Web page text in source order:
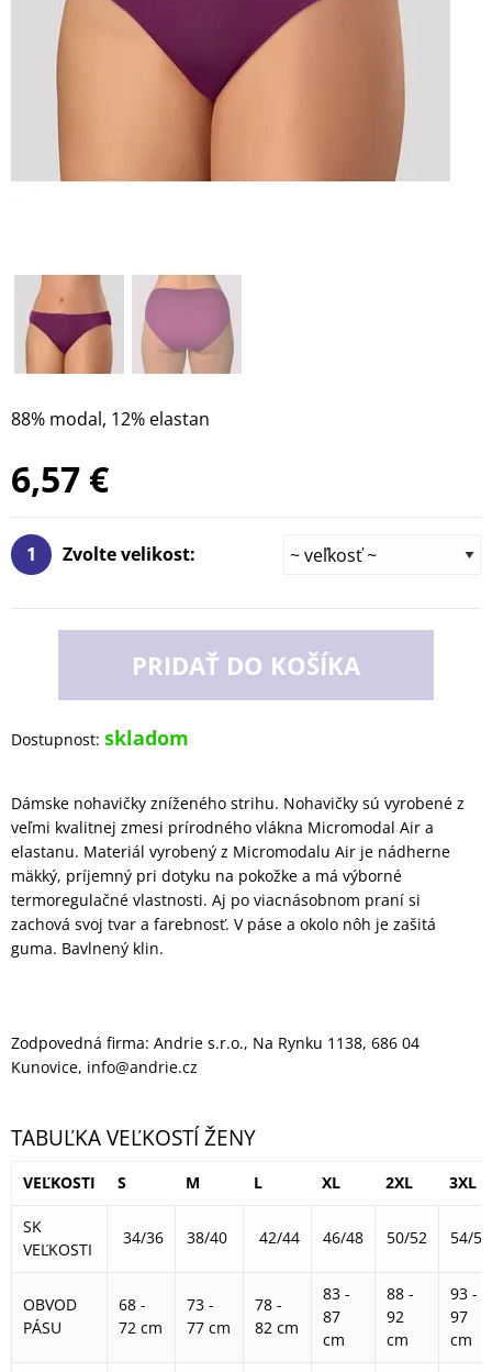
88% modal, 12% elastan
6,57 €
1 Zvolte velikost:
PRIDAŤ DO KOŠÍKA
Dostupnost: skladom
Dámske nohavičky zníženého strihu. Nohavičky sú vyrobené z
veľmi kvalitnej zmesi prírodného vlákna Micromodal Air a
elastanu. Materiál vyrobený z Micromodalu Air je nádherne
mäkký, príjemný pri dotyku na pokožke a má výborné
termoregulačné vlastnosti. Aj po viacnásobnom praní si
zachová svoj tvar a farebnosť. V páse a okolo nôh je zašitá
guma. Bavlnený klin.
Zodpovedná firma: Andrie s.r.o., Na Rynku 1138, 686 04
Kunovice, info@andrie.cz
TABUĽKA VEĽKOSTÍ ŽENY
VEĽKOSTI S M L XL 2XL 3XL
SK
VEĽKOSTI
34/36 38/40 42/44 46/48 50/52 54/56
OBVOD
PÁSU
68 -
72 cm
73 -
77 cm
78 -
82 cm
83 -
87
cm
88 -
92
cm
93 -
97
cm